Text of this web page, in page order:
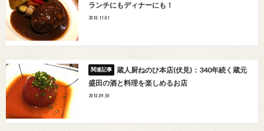
ランチにもディナーにも！
2018.11.01
蔵人厨ねのひ本店(伏見)：340年続く蔵元
盛田の酒と料理を楽しめるお店
2018.09.30